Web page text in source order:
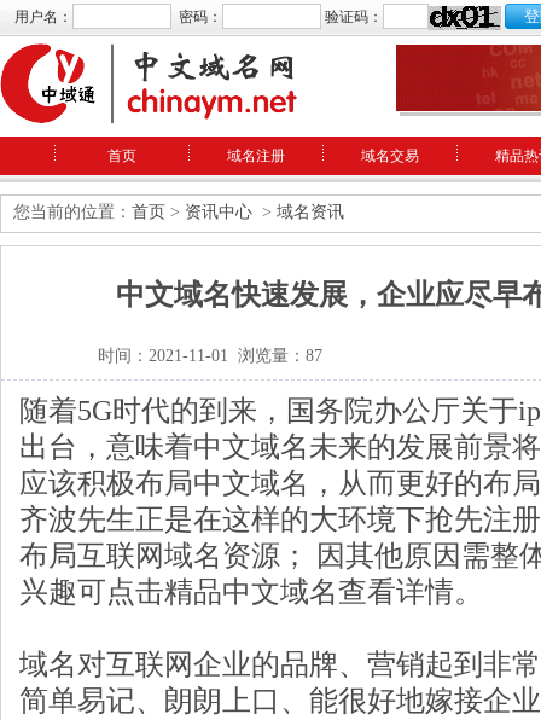
用户名： 密码： 验证码：
首页 域名注册 域名交易 精品
您当前的位置： 首页 > 资讯中心 > 域名资讯
中文域名快速发展，企业应尽早
时间：2021-11-01 浏览量：87
随着5G时代的到来，国务院办公厅关于
出台，意味着中文域名未来的发展前景
应该积极布局中文域名，从而更好的布
齐波先生正是在这样的大环境下抢先注
布局互联网域名资源； 因其他原因需整
兴趣可点击精品中文域名查看详情。
域名对互联网企业的品牌、营销起到非
简单易记、朗朗上口、能很好地嫁接企